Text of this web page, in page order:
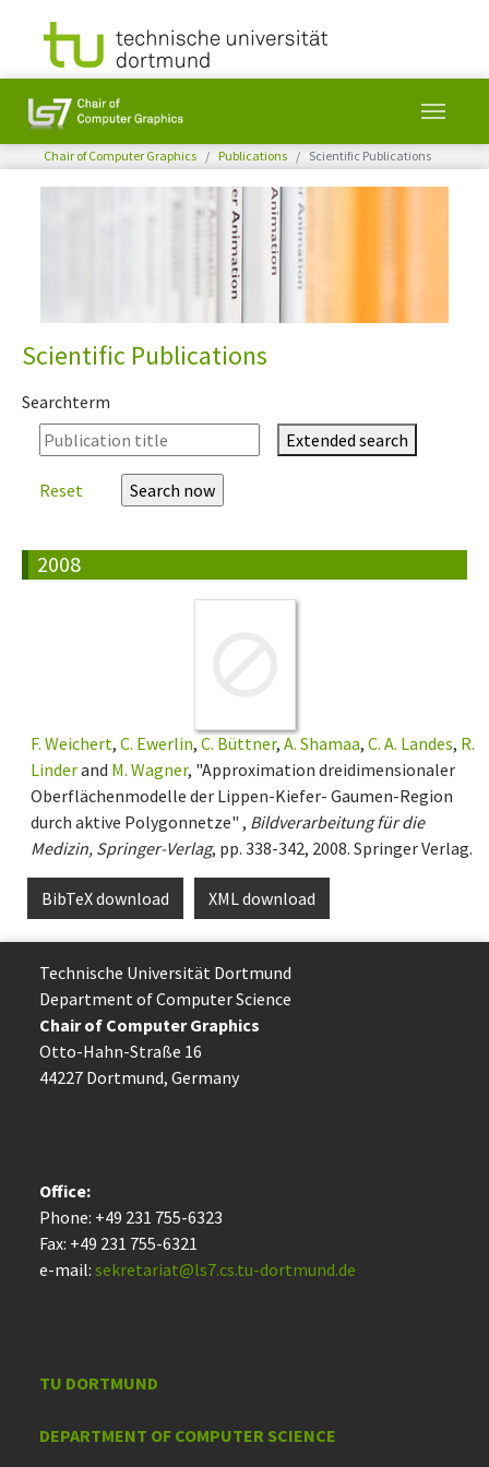
You are here:
Chair of Computer Graphics Publications Scientific Publications
Scientific Publications
Searchterm
Extended search
Reset
2008
F. Weichert, C. Ewerlin, C. Büttner, A. Shamaa, C. A. Landes, R.
Linderand M. Wagner, "Approximation dreidimensionaler
Oberflächenmodelle der Lippen-Kiefer- Gaumen-Region
durch aktive Polygonnetze" , Bildverarbeitung für die
Medizin, Springer-Verlag, pp. 338-342, 2008. Springer Verlag.
BibTeX download XML download
Technische Uni­ver­si­tät Dort­mund
Department of Computer Science
Chair of Computer Graphics
Otto-Hahn-Straße 16
44227 Dort­mund, Germany
Office:
Phone: +49 231 755-6323
Fax: +49 231 755-6321
e-mail: sekretariat@ls7.cs.tu-dortmund.de
TU DORTMUND
DEPARTMENT OF COMPUTER SCIENCE